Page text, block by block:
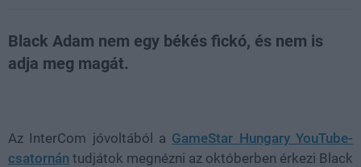
Black Adam nem egy békés fickó, és nem is
adja meg magát.
Az InterCom jóvoltából a GameStar Hungary YouTube-
csatornán tudjátok megnézni az októberben érkezi Black